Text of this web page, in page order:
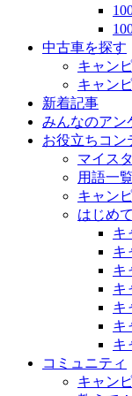
中古車を探す
キャン
キャン
新着記事
みんなのアン
お役立ちコン
マイス
用語一覧
キャン
はじめ
キ
キ
キ
キ
キ
キ
キ
コミュニティ
キャン